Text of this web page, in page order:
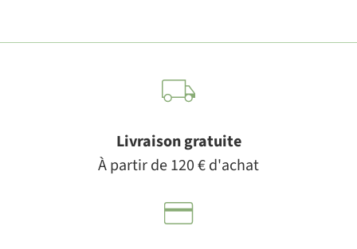
Livraison gratuite
À partir de 120 € d'achat